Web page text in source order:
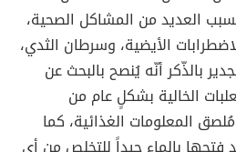
العديد من المشاكل الصحية،
الأيضية، وسرطان الثدي،
بالذّكر أنّه يُنصح بالبحث عن
الخالية بشكلٍ عام من
المعلومات الغذائية، كما